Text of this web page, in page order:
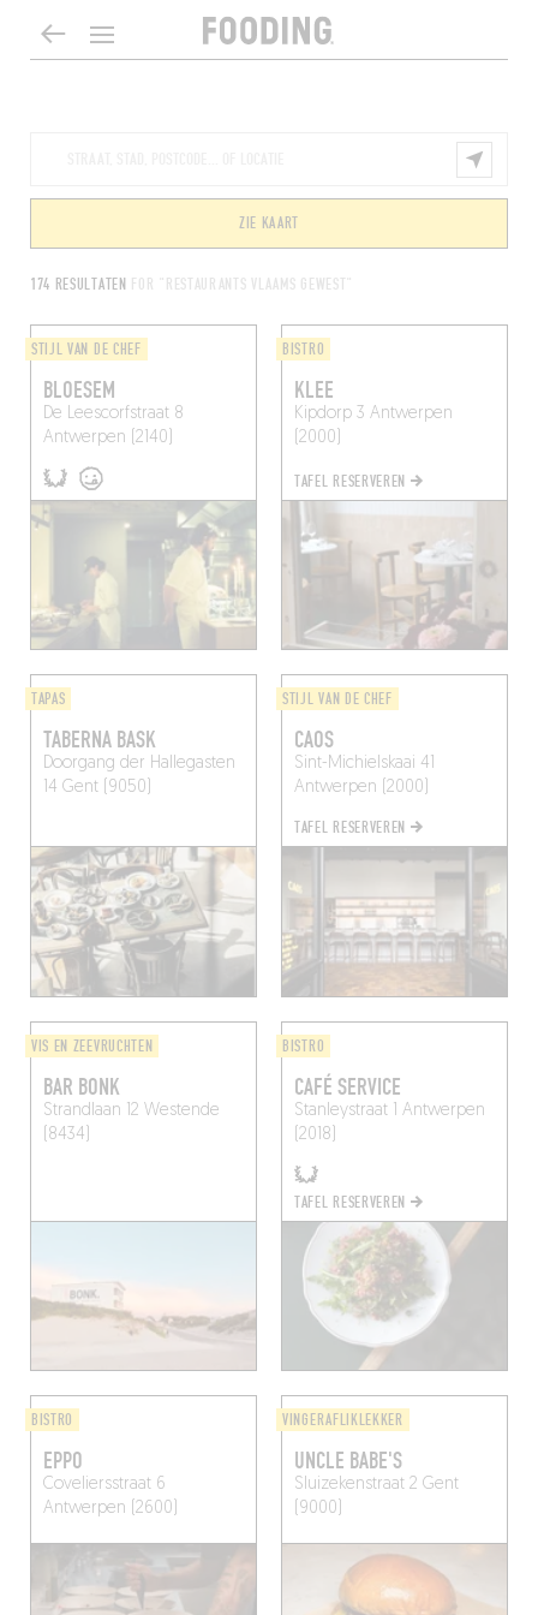
174 RESULTATEN FOR "RESTAURANTS VLAAMS GEWEST"
ZIE KAART
STIJL VAN DE CHEF
BLOESEM
De Leescorfstraat 8
Antwerpen (2140)
BISTRO
KLEE
Kipdorp 3 Antwerpen
(2000)
TAFEL RESERVEREN
TAPAS
TABERNA BASK
Doorgang der Hallegasten
14 Gent (9050)
STIJL VAN DE CHEF
CAOS
Sint-Michielskaai 41
Antwerpen (2000)
TAFEL RESERVEREN
VIS EN ZEEVRUCHTEN
BAR BONK
Strandlaan 12 Westende
(8434)
BISTRO
CAFÉ SERVICE
Stanleystraat 1
Antwerpen
(2018)
TAFEL RESERVEREN
BISTRO
EPPO
Coveliersstraat 6
Antwerpen (2600)
VINGERAFLIKLEKKER
UNCLE BABE'S
Sluizekenstraat 2 Gent
(9000)